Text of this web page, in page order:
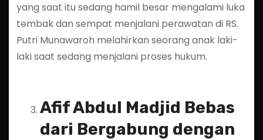
yang saat itu sedang hamil besar mengalami luka
tembak dan sempat menjalani perawatan di RS.
Putri Munawaroh melahirkan seorang anak laki-
laki saat sedang menjalani proses hukum.
Afif Abdul Madjid Bebas
dari Bergabung dengan